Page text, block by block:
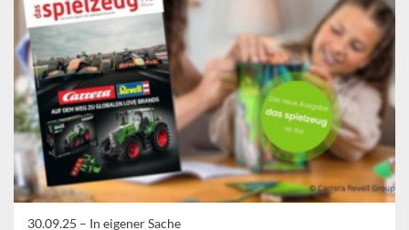
30.09.25 – In eigener Sache